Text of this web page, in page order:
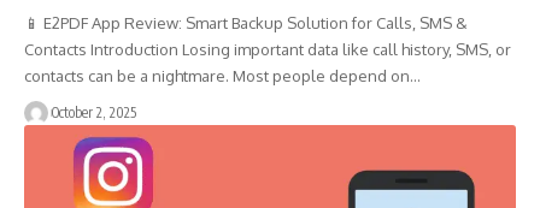
📱 E2PDF App Review: Smart Backup Solution for Calls, SMS &
Contacts Introduction Losing important data like call history, SMS, or
contacts can be a nightmare. Most people depend on…
October 2, 2025